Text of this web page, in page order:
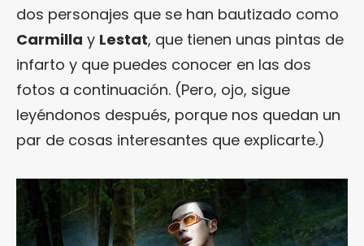
dos personajes que se han bautizado como
Carmilla y Lestat, que tienen unas pintas de
infarto y que puedes conocer en las dos
fotos a continuación. (Pero, ojo, sigue
leyéndonos después, porque nos quedan un
par de cosas interesantes que explicarte.)